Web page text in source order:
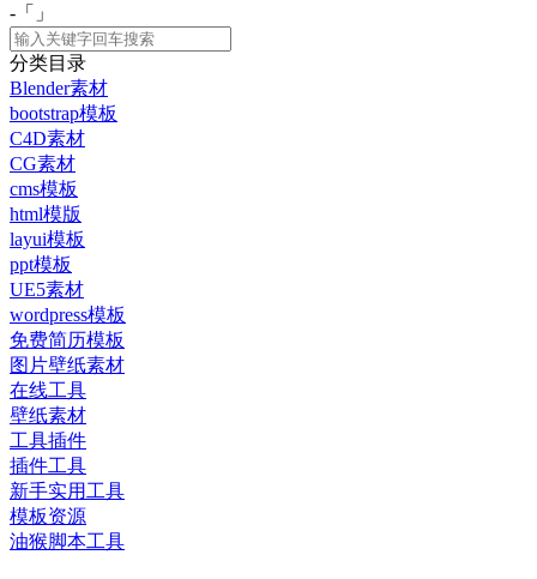
-「
」
分类目录
Blender素材
bootstrap模板
C4D素材
CG素材
cms模板
html模版
layui模板
ppt模板
UE5素材
wordpress模板
免费简历模板
图片壁纸素材
在线工具
壁纸素材
工具插件
插件工具
新手实用工具
模板资源
油猴脚本工具